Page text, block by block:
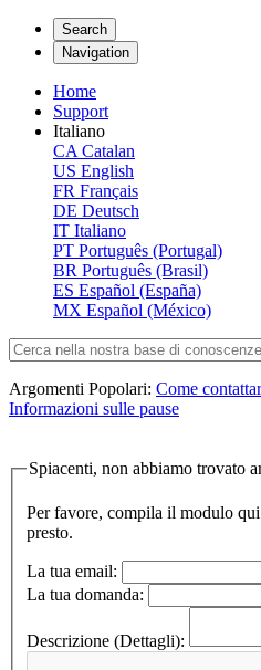
Search
Navigation
Home
Support
Italiano
CA Catalan
US English
FR Français
DE Deutsch
IT Italiano
PT Português (Portugal)
BR Português (Brasil)
ES Español (España)
MX Español (México)
Argomenti Popolari: Come
Informazioni sulle pause
Spiacenti, non abbiamo trovato
Per favore, compila il modulo
presto.
La tua email:
La tua domanda:
Descrizione (Dettagli):